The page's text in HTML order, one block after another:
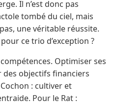
Il n’est donc pas
tombé du ciel, mais
une véritable réussite.
ce trio d’exception ?
Optimiser ses
des objectifs financiers
: cultiver et
Pour le Rat :